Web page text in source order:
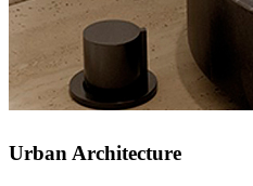
Urban Architecture